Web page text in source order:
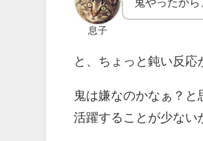
息子
鬼やったから
と、ちょっと鈍い反応
鬼は嫌なのかなぁ？
活躍することが少ない